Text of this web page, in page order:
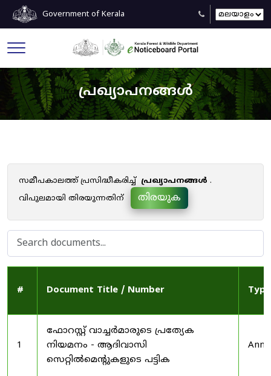
Government of Kerala
പ്രഖ്യാപനങ്ങൾ
സമീപകാലത്ത് പ്രസിദ്ധീകരിച്ച് പ്രഖ്യാപനങ്ങൾ .
വിപുലമായി തിരയുന്നതിന്
തിരയുക
# Document Title / Number Type
1
ഫോറസ്റ്റ് വാച്ചർമാരുടെ പ്രത്യേക
നിയമനം - ആദിവാസി
സെറ്റിൽമെന്റുകളുടെ പട്ടിക